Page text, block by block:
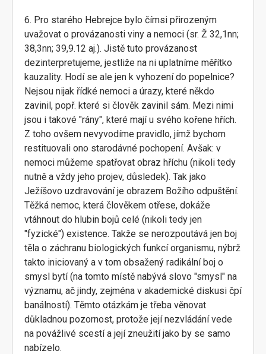
6. Pro starého Hebrejce bylo čímsi přirozeným
uvažovat o provázanosti viny a nemoci (sr. Ž 32,1nn;
38,3nn; 39,9.12 aj.). Jistě tuto provázanost
dezinterpretujeme, jestliže na ni uplatníme měřítko
kauzality. Hodí se ale jen k vyhození do popelnice?
Nejsou nijak řídké nemoci a úrazy, které někdo
zavinil, popř. které si člověk zavinil sám. Mezi nimi
jsou i takové "rány", které mají u svého kořene hřích.
Z toho ovšem nevyvodíme pravidlo, jímž bychom
restituovali ono starodávné pochopení. Avšak: v
nemoci můžeme spatřovat obraz hříchu (nikoli tedy
nutně a vždy jeho projev, důsledek). Tak jako
Ježíšovo uzdravování je obrazem Božího odpuštění.
Těžká nemoc, která člověkem otřese, dokáže
vtáhnout do hlubin bojů celé (nikoli tedy jen
"fyzické") existence. Takže se nerozpoutává jen boj
těla o záchranu biologických funkcí organismu, nýbrž
takto iniciovaný a v tom obsažený radikální boj o
smysl bytí (na tomto místě nabývá slovo "smysl" na
významu, ač jindy, zejména v akademické diskusi čpí
banálností). Těmto otázkám je třeba věnovat
důkladnou pozornost, protože její nezvládání vede
na povážlivé scestí a její zneužití jako by se samo
nabízelo.